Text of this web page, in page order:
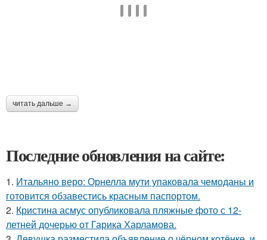
читать дальше →
Последние обновления на сайте:
1. Итальяно веро: Орнелла мути упаковала чемоданы и
готовится обзавестись красным паспортом.
2. Кристина асмус опубликовала пляжные фото с 12-
летней дочерью от Гарика Харламова.